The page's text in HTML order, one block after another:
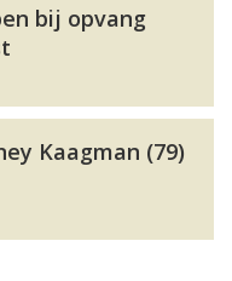
bij opvang
Kaagman (79)